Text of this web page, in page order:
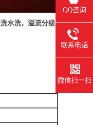
水洗，溢流分级
QQ咨询
联系电话
微信扫一扫